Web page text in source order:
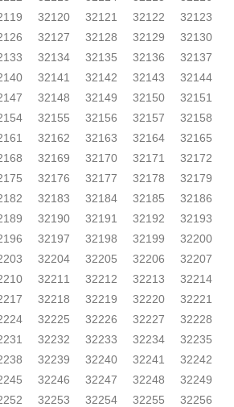
32120 32121 32122
32123
32127 32128 32129
32130
32134 32135 32136
32137
32141 32142 32143
32144
32148 32149 32150
32151
32155 32156 32157
32158
32162 32163 32164
32165
32169 32170 32171
32172
32176 32177 32178
32179
32183 32184 32185
32186
32190 32191 32192
32193
32197 32198 32199
32200
32204 32205 32206
32207
32211 32212 32213
32214
32218 32219 32220
32221
32225 32226 32227
32228
32232 32233 32234
32235
32239 32240 32241
32242
32246 32247 32248
32249
32253 32254 32255
32256